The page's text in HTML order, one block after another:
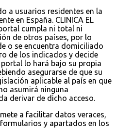
a usuarios residentes en la
en España. CLINICA EL
cumpla ni total ni
de otros países, por lo
o se encuentra domiciliado
de los indicados y decide
lo hará bajo su propia
asegurarse de que su
aplicable al país en que
asumirá ninguna
derivar de dicho acceso.
a facilitar datos veraces,
y apartados en los